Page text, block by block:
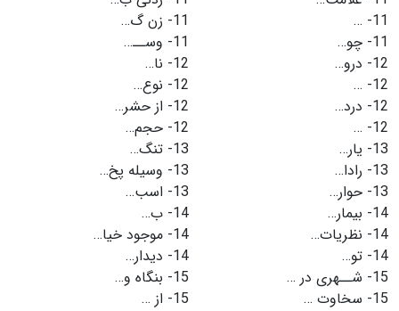
11-
…
11- چو…
12- درو…
12-
…
12- درد…
12-
…
13- یار…
13- رادا…
13- حوار…
14- بیمار…
14- نظریات…
14- تو…
15- شــهری در …
15- سخاوت …
11- زن گ…
11- وســ…
12- نا…
12- نوع…
12- از حشر…
12- حجم…
13- تنگ…
13- وسیله پخ…
13- اسب…
14- ب…
14- موجود خیا…
14- دیدار…
15- بنگاه و…
15- از …